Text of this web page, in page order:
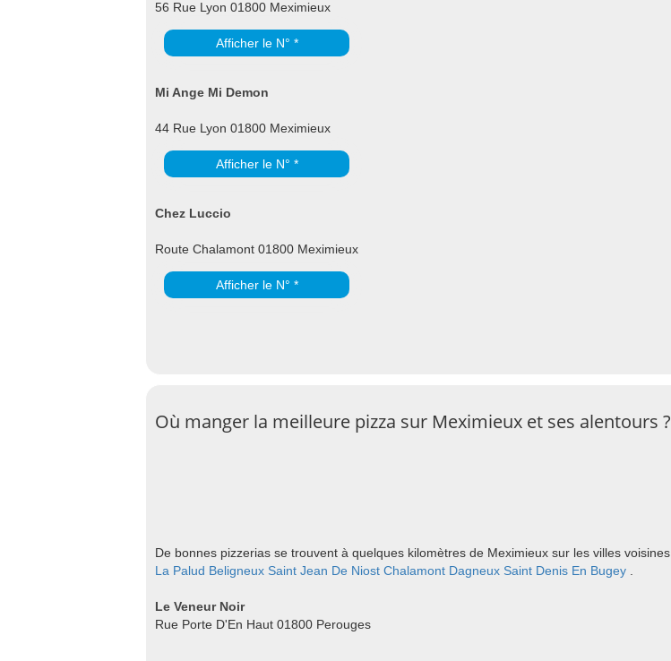
56 Rue Lyon 01800 Meximieux
Afficher le N° *
Mi Ange Mi Demon
44 Rue Lyon 01800 Meximieux
Afficher le N° *
Chez Luccio
Route Chalamont 01800 Meximieux
Afficher le N° *
Où manger la meilleure pizza sur Meximieux et ses alentours ?
De bonnes pizzerias se trouvent à quelques kilomètres de Meximieux sur les villes voisines
La Palud Beligneux Saint Jean De Niost Chalamont Dagneux Saint Denis En Bugey
Le Veneur Noir
Rue Porte D'En Haut 01800 Perouges